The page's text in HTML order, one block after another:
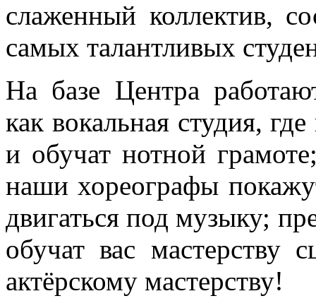
слаженный коллектив,
самых талантливых
На базе Центра
как вокальная студия,
и обучат нотной
наши хореографы
двигаться под музыку;
обучат вас мастерству
актёрскому мастерству!